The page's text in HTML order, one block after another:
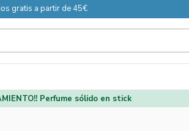
gratis a partir de 45€
Perfume sólido en stick